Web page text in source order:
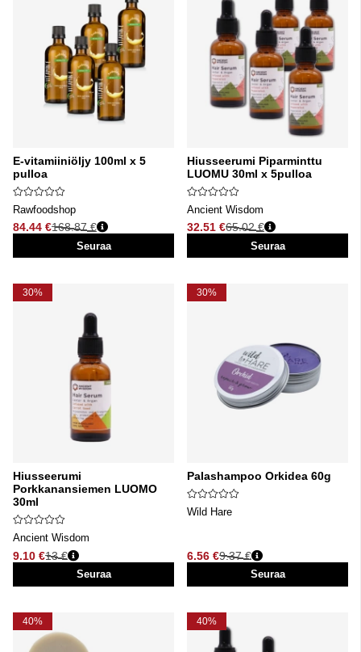
E-vitamiiniöljy 100ml x 5
pulloa
Rawfoodshop
84.44 €
Normaali hinta
168.87 €
Seuraa
Hiusseerumi Piparminttu
LUOMU 30ml x 5pulloa
Ancient Wisdom
32.51 €
Normaali hinta
65.02 €
Seuraa
30%
Hiusseerumi
Porkkanansiemen LUOMO
30ml
Ancient Wisdom
9.10 €
Normaali hinta
13 €
Seuraa
30%
Palashampoo Orkidea 60g
Wild Hare
6.56 €
Normaali hinta
9.37 €
Seuraa
40% 40%